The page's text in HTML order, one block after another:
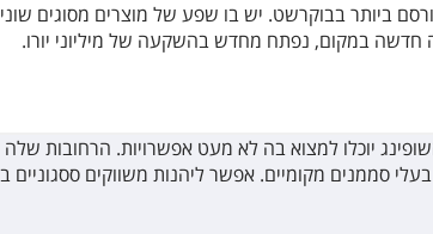
הוא השוק הגדול והמפורסם ביותר בבוקרשט. יש בו שפע של מוצרים
במקום, נפתח מחדש בהשקעה של מיליוני יורו.
יוכלו למצוא בה לא מעט אפשרויות. הרחובות שלה
סממנים מקומיים. אפשר ליהנות משווקים ססגוניים